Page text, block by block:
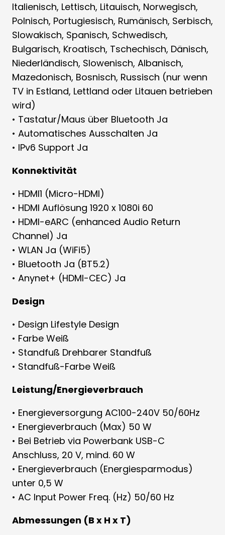
Italienisch, Lettisch, Litauisch, Norwegisch,
Polnisch, Portugiesisch, Rumänisch, Serbisch,
Slowakisch, Spanisch, Schwedisch,
Bulgarisch, Kroatisch, Tschechisch, Dänisch,
Niederländisch, Slowenisch, Albanisch,
Mazedonisch, Bosnisch, Russisch (nur wenn
TV in Estland, Lettland oder Litauen betrieben
wird)
• Tastatur/Maus über Bluetooth Ja
• Automatisches Ausschalten Ja
• IPv6 Support Ja
Konnektivität
• HDMI1 (Micro-HDMI)
• HDMI Auflösung 1920 x 1080i 60
• HDMI-eARC (enhanced Audio Return
Channel) Ja
• WLAN Ja (WiFi5)
• Bluetooth Ja (BT5.2)
• Anynet+ (HDMI-CEC) Ja
Design
• Design Lifestyle Design
• Farbe Weiß
• Standfuß Drehbarer Standfuß
• Standfuß-Farbe Weiß
Leistung/Energieverbrauch
• Energieversorgung AC100-240V 50/60Hz
• Energieverbrauch (Max) 50 W
• Bei Betrieb via Powerbank USB-C
Anschluss, 20 V, mind. 60 W
• Energieverbrauch (Energiesparmodus)
unter 0,5 W
• AC Input Power Freq. (Hz) 50/60 Hz
Abmessungen (B x H x T)